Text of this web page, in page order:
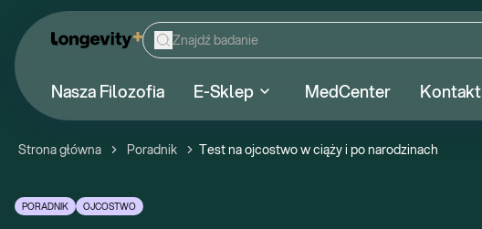
Nasza Filozofia E-Sklep MedCenter Kontakt
Strona główna Poradnik Test na ojcostwo w ciąży i po narodzinach
PORADNIK OJCOSTWO